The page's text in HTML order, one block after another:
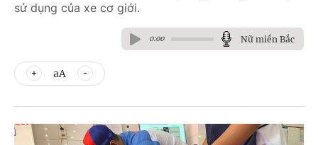
sử dụng của xe cơ giới.
0:00 Nữ miền Bắc
aA